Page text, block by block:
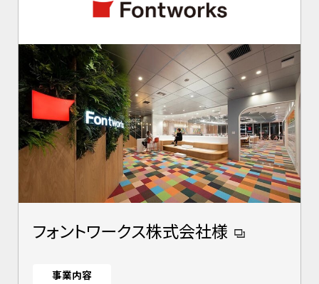
フォントワークス株式会社様
事業内容